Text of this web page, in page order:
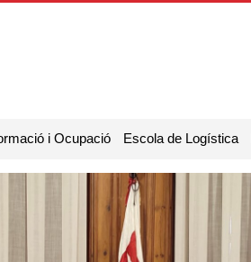
i Ocupació Escola de Logística